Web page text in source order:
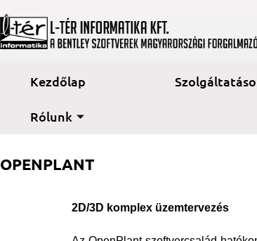
Kezdőlap
Rólunk
OPENPLANT
2D/3D komplex üzemtervezés